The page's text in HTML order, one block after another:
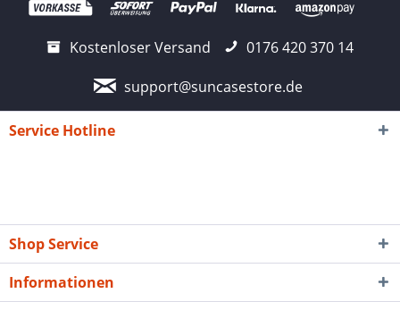
Kostenloser Versand
0176 420 370 14
support@suncasestore.de
Service Hotline
Shop Service
Informationen